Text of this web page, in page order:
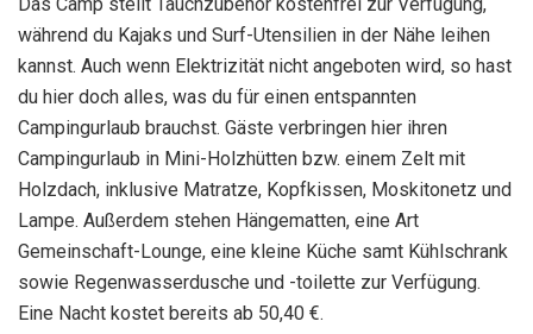
während du Kajaks und Surf-Utensilien in der Nähe leihen
kannst. Auch wenn Elektrizität nicht angeboten wird, so hast
du hier doch alles, was du für einen entspannten
Campingurlaub brauchst. Gäste verbringen hier ihren
Campingurlaub in Mini-Holzhütten bzw. einem Zelt mit
Holzdach, inklusive Matratze, Kopfkissen, Moskitonetz und
Lampe. Außerdem stehen Hängematten, eine Art
Gemeinschaft-Lounge, eine kleine Küche samt Kühlschrank
sowie Regenwasserdusche und -toilette zur Verfügung.
Eine Nacht kostet bereits ab 50,40 €.